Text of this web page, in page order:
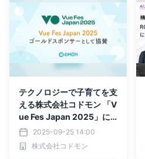
テクノロジーで子育てを支
える株式会社コドモン 「V
ue Fes Japan 2025」に
ゴールドスポンサーとして
協賛
2025-09-25 14:00
株式会社コドモン